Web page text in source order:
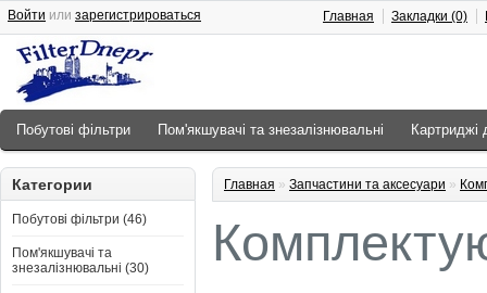
Войти или зарегистрироваться Главная Закладки (0)
Побутові фільтри Пом'якшувачі та знезалізнювальні Картриджі
Категории
Побутові фільтри (46)
Пом'якшувачі та
знезалізнювальні (30)
Главная » Запчастини та аксесуари »